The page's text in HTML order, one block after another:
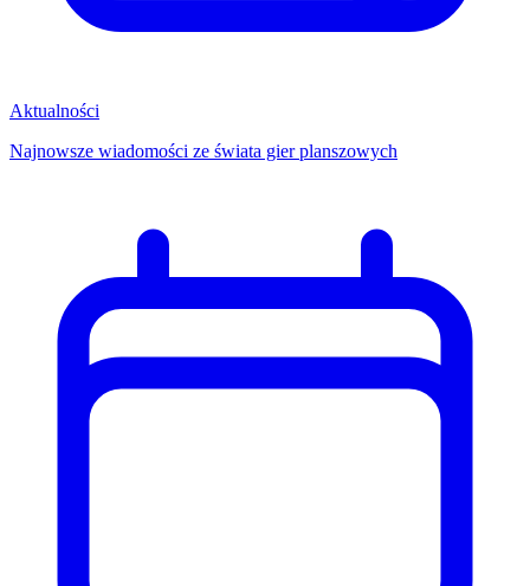
Aktualności
Najnowsze wiadomości ze świata gier planszowych